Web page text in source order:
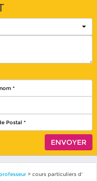
> cours particuliers d'